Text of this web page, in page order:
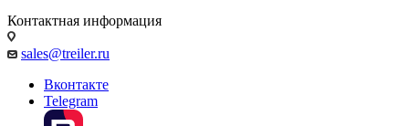
Контактная информация
sales@treiler.ru
Вконтакте
Telegram